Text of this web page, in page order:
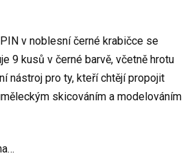
v noblesní černé krabičce se
9 kusů v černé barvě, včetně hrotu
nástroj pro ty, kteří chtějí propojit
skicováním a modelováním